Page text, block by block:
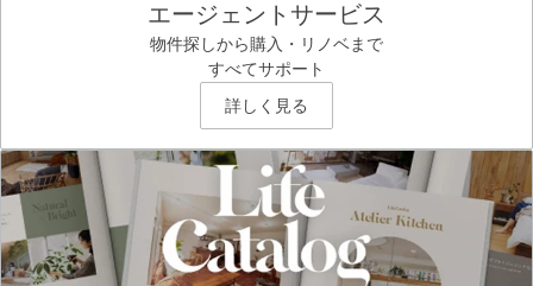
エージェントサービス
物件探しから購入・リノベまで
すべてサポート
詳しく見る